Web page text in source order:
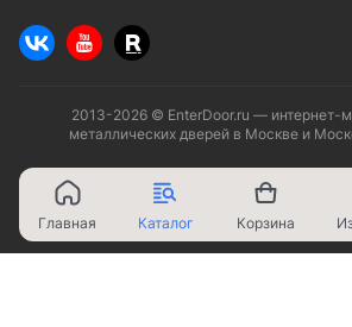
2013-2026 © EnterDoor.ru — интернет-
металлических дверей в Москве и
Главная Каталог Корзина